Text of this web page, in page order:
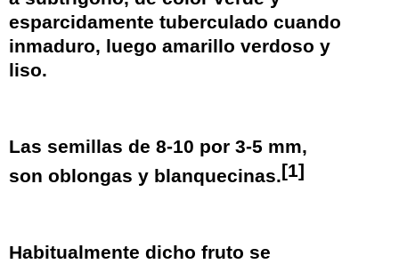
esparcidamente tuberculado cuando
inmaduro, luego amarillo verdoso y
liso.
Las semillas de 8-10 por 3-5 mm,
son oblongas y blanquecinas.[1]
Habitualmente dicho fruto se